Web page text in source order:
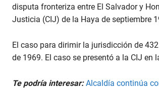
disputa fronteriza entre El Salvador y
Justicia (CIJ) de la Haya de septiembre
El caso para dirimir la jurisdicción de
de 1969. El caso se presentó a la CIJ en
Te podría interesar:Alcaldía continúa